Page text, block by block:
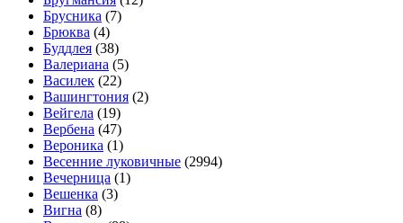
Брусника (7)
Брюква (4)
Буддлея (38)
Валериана (5)
Василек (22)
Вашингтония (2)
Вейгела (19)
Вербена (47)
Вероника (1)
Весенние луковичные (2994)
Вечерница (1)
Вешенка (3)
Вигна (8)